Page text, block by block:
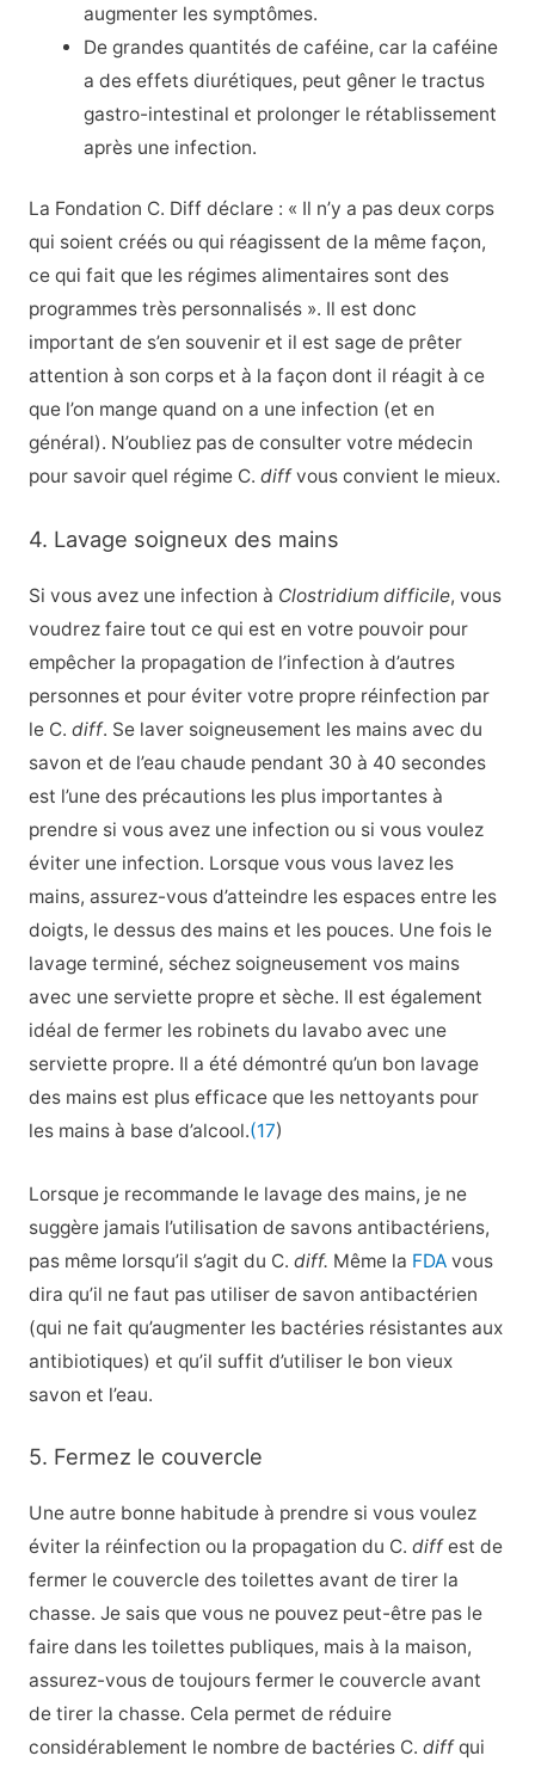
augmenter les symptômes.
De grandes quantités de caféine, car la caféine
a des effets diurétiques, peut gêner le tractus
gastro-intestinal et prolonger le rétablissement
après une infection.
La Fondation C. Diff déclare : « Il n’y a pas deux corps
qui soient créés ou qui réagissent de la même façon,
ce qui fait que les régimes alimentaires sont des
programmes très personnalisés ». Il est donc
important de s’en souvenir et il est sage de prêter
attention à son corps et à la façon dont il réagit à ce
que l’on mange quand on a une infection (et en
général). N’oubliez pas de consulter votre médecin
pour savoir quel régime C. diffvous convient le mieux.
4. Lavage soigneux des mains
Si vous avez une infection à Clostridium difficile, vous
voudrez faire tout ce qui est en votre pouvoir pour
empêcher la propagation de l’infection à d’autres
personnes et pour éviter votre propre réinfection par
le C. diff. Se laver soigneusement les mains avec du
savon et de l’eau chaude pendant 30 à 40 secondes
est l’une des précautions les plus importantes à
prendre si vous avez une infection ou si vous voulez
éviter une infection. Lorsque vous vous lavez les
mains, assurez-vous d’atteindre les espaces entre les
doigts, le dessus des mains et les pouces. Une fois le
lavage terminé, séchez soigneusement vos mains
avec une serviette propre et sèche. Il est également
idéal de fermer les robinets du lavabo avec une
serviette propre. Il a été démontré qu’un bon lavage
des mains est plus efficace que les nettoyants pour
les mains à base d’alcool.(17)
Lorsque je recommande le lavage des mains, je ne
suggère jamais l’utilisation de savons antibactériens,
pas même lorsqu’il s’agit du C. diff. Même la FDAvous
dira qu’il ne faut pas utiliser de savon antibactérien
(qui ne fait qu’augmenter les bactéries résistantes aux
antibiotiques) et qu’il suffit d’utiliser le bon vieux
savon et l’eau.
5. Fermez le couvercle
Une autre bonne habitude à prendre si vous voulez
éviter la réinfection ou la propagation du C. diffest de
fermer le couvercle des toilettes avant de tirer la
chasse. Je sais que vous ne pouvez peut-être pas le
faire dans les toilettes publiques, mais à la maison,
assurez-vous de toujours fermer le couvercle avant
de tirer la chasse. Cela permet de réduire
considérablement le nombre de bactéries C. diffqui